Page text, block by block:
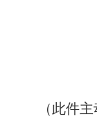
（此件主